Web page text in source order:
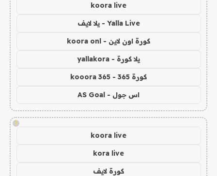
koora live
Yalla Live - يلا لايف
كورة اون لاين - koora onl
يلا كورة - yallakora
كورة 365 - kooora 365
اس جول - AS Goal
!
koora live
kora live
كورة لايف